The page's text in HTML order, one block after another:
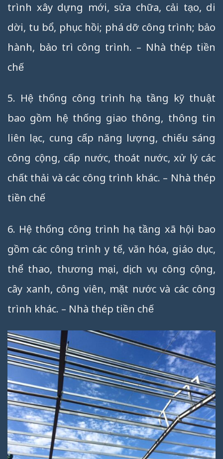
trình xây dựng mới, sửa chữa, cải tạo, di
dời, tu bổ, phục hồi; phá dỡ công trình; bảo
hành, bảo trì công trình. – Nhà thép tiền
chế
5. Hệ thống công trình hạ tầng kỹ thuật
bao gồm hệ thống giao thông, thông tin
liên lạc, cung cấp năng lượng, chiếu sáng
công cộng, cấp nước, thoát nước, xử lý các
chất thải và các công trình khác. – Nhà thép
tiền chế
6. Hệ thống công trình hạ tầng xã hội bao
gồm các công trình y tế, văn hóa, giáo dục,
thể thao, thương mại, dịch vụ công cộng,
cây xanh, công viên, mặt nước và các công
trình khác. – Nhà thép tiền chế